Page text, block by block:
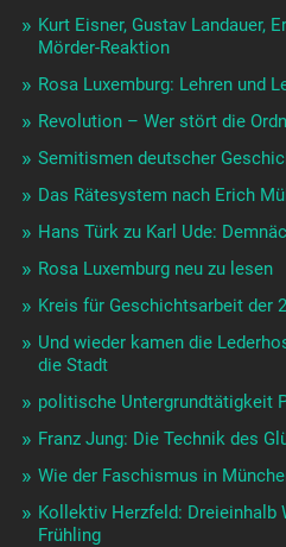
Kurt Eisner, Gustav Landauer,
Mörder-Reaktion
Rosa Luxemburg: Lehren und
Revolution – Wer stört die
Semitismen deutscher
Das Rätesystem nach Erich
Hans Türk zu Karl Ude:
Rosa Luxemburg neu zu lesen
Kreis für Geschichtsarbeit der
Und wieder kamen die
die Stadt
politische Untergrundtätigkeit
Franz Jung: Die Technik des
Wie der Faschismus in
Kollektiv Herzfeld: Dreieinhalb
Frühling